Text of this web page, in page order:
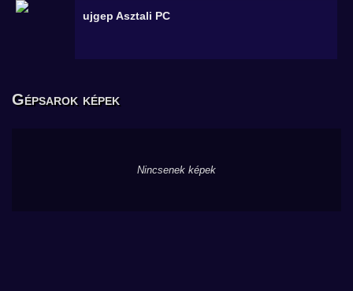
ujgep Asztali PC
Gépsarok képek
Nincsenek képek